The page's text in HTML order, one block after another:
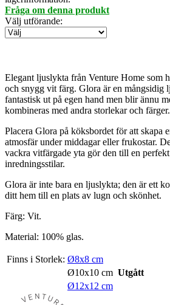
Fråga om denna produkt
Välj utförande:
Elegant ljuslykta från Venture Home som
och snygg vit färg. Glora är en mångsidig
fantastisk ut på egen hand men blir ännu
kombineras med andra storlekar och färger.
Placera Glora på köksbordet för att skapa
atmosfär under middagar eller frukostar.
vackra vitfärgade yta gör den till en
inredningsstilar.
Glora är inte bara en ljuslykta; den är ett
ditt hem till en plats av lugn och skönhet.
Färg: Vit.
Material: 100% glas.
Finns i Storlek: Ø8x8 cm
Ø10x10 cm Utgått
Ø12x12 cm